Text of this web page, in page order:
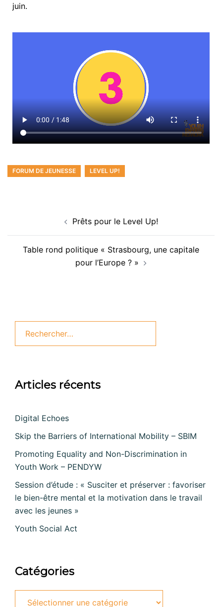
juin.
FORUM DE JEUNESSE LEVEL UP!
Prêts pour le Level Up!
Table rond politique « Strasbourg, une capitale
pour l’Europe ? »
Articles récents
Digital Echoes
Skip the Barriers of International Mobility – SBIM
Promoting Equality and Non-Discrimination in
Youth Work – PENDYW
Session d’étude : « Susciter et préserver : favoriser
le bien-être mental et la motivation dans le travail
avec les jeunes »
Youth Social Act
Catégories